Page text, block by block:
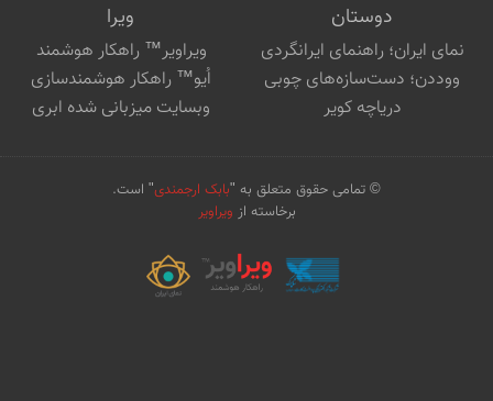
دوستان
نمای ایران؛ راهنمای ایرانگردی
ووددن؛ دست‌سازه‌های چوبی
دریاچه کویر
ویرا
ویراویر™ راهکار هوشمند
اُیو™ راهکار هوشمندسازی
وبسایت میزبانی شده ابری
© تمامی حقوق متعلق به "بابک ارجمندی" است.
برخاسته از ویراویر